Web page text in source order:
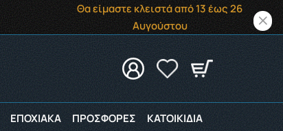
Θα είμαστε κλειστά από 13 έως 26
Αυγούστου
ΕΠΟΧΙΑΚΑ ΠΡΟΣΦΟΡΕΣ ΚΑΤΟΙΚΙΔΙΑ